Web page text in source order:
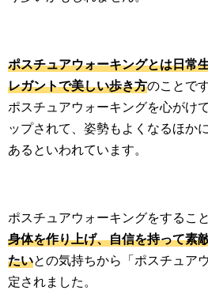
ポスチュアウォーキングとは日常
レガントで美しい歩き方のことです
ポスチュアウォーキングを心がけ
ップされて、姿勢もよくなるほか
あるといわれています。
ポスチュアウォーキングをするこ
身体を作り上げ、自信を持って素
たいとの気持ちから「ポスチュア
定されました。